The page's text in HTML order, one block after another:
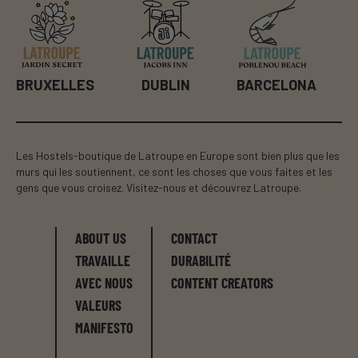
DUBLIN BARCELONA BILBAO
Les Hostels-boutique de Latroupe en Europe sont bien plus que les
murs qui les soutiennent, ce sont les choses que vous faites et les
gens que vous croisez. Visitez-nous et découvrez Latroupe.
ABOUT US
TRAVAILLE
AVEC NOUS
VALEURS
MANIFESTO
CONTACT
DURABILITÉ
CONTENT CREATORS